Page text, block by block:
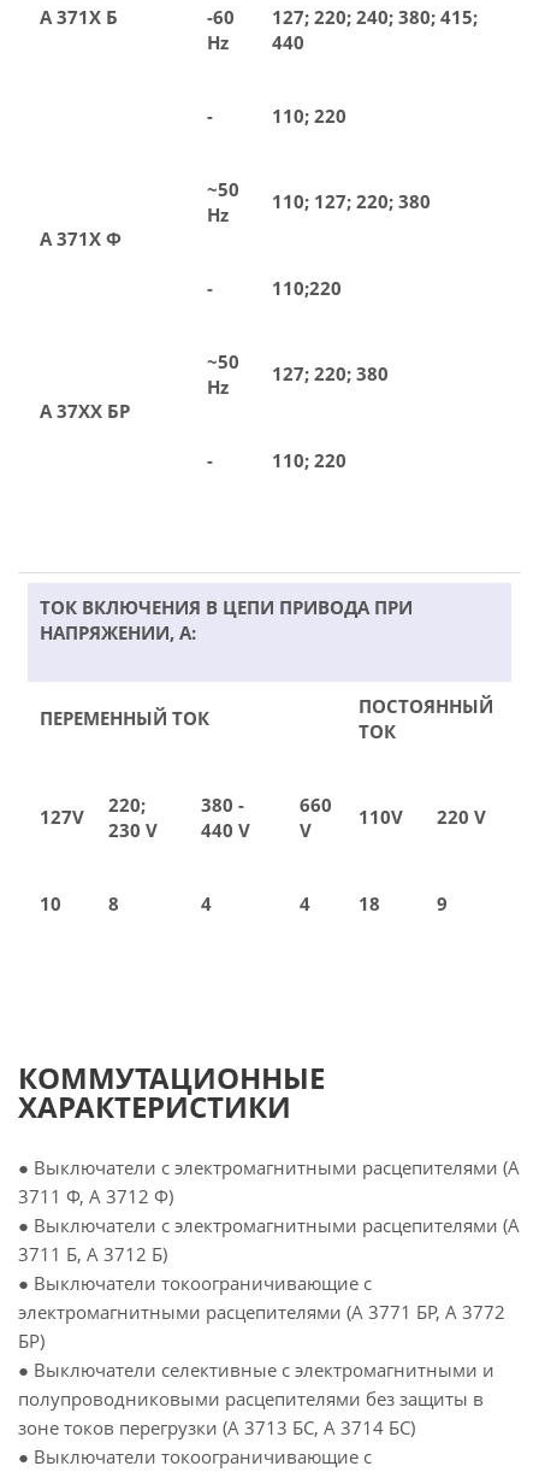
А 371Х Б
-60
Hz
127; 220; 240; 380; 415;
440
- 110; 220
А 371Х Ф
~50
Hz
110; 127; 220; 380
- 110;220
А 37ХХ БР
~50
Hz
127; 220; 380
- 110; 220
ТОК ВКЛЮЧЕНИЯ В ЦЕПИ ПРИВОДА ПРИ
НАПРЯЖЕНИИ, А:
ПЕРЕМЕННЫЙ ТОК
ПОСТОЯННЫЙ
ТОК
127V
220;
230 V
380 -
440 V
660
V
110V 220 V
10 8 4 4 18 9
КОММУТАЦИОННЫЕ
ХАРАКТЕРИСТИКИ
● Выключатели с электромагнитными расцепителями (А
3711 Ф, А 3712 Ф)
● Выключатели с электромагнитными расцепителями (А
3711 Б, А 3712 Б)
● Выключатели токоограничивающие с
электромагнитными расцепителями (А 3771 БР, А 3772
БР)
● Выключатели селективные с электромагнитными и
полупроводниковыми расцепителями без защиты в
зоне токов перегрузки (А 3713 БС, А 3714 БС)
● Выключатели токоограничивающие с